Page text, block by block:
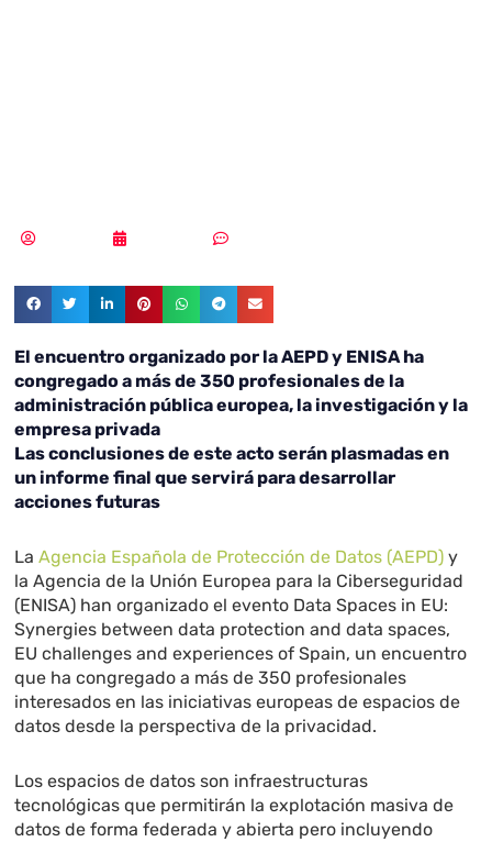
El encuentro organizado por la AEPD y ENISA ha
congregado a más de 350 profesionales de la
administración pública europea, la investigación y la
empresa privada
Las conclusiones de este acto serán plasmadas en
un informe final que servirá para desarrollar
acciones futuras
LaAgencia Española de Protección de Datos (AEPD) y
la Agencia de la Unión Europea para la Ciberseguridad
(ENISA) han organizado el evento Data Spaces in EU:
Synergies between data protection and data spaces,
EU challenges and experiences of Spain, un encuentro
que ha congregado a más de 350 profesionales
interesados en las iniciativas europeas de espacios de
datos desde la perspectiva de la privacidad.
Los espacios de datos son infraestructuras
tecnológicas que permitirán la explotación masiva de
datos de forma federada y abierta pero incluyendo